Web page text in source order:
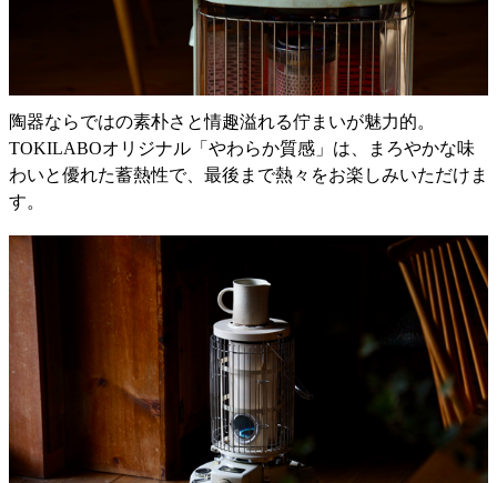
陶器ならではの素朴さと情趣溢れる佇まいが魅力的。
TOKILABOオリジナル「やわらか質感」は、まろやかな味
わいと優れた蓄熱性で、最後まで熱々をお楽しみいただけま
す。